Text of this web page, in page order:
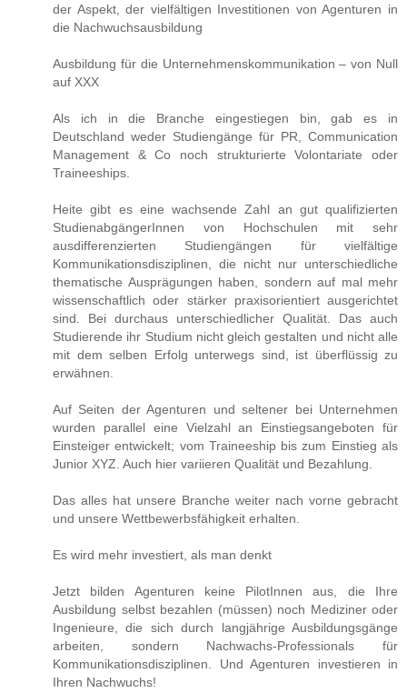
der Aspekt, der vielfältigen Investitionen von Agenturen in
die Nachwuchsausbildung
Ausbildung für die Unternehmenskommunikation – von Null
auf XXX
Als ich in die Branche eingestiegen bin, gab es in
Deutschland weder Studiengänge für PR, Communication
Management & Co noch strukturierte Volontariate oder
Traineeships.
Heite gibt es eine wachsende Zahl an gut qualifizierten
StudienabgängerInnen von Hochschulen mit sehr
ausdifferenzierten Studiengängen für vielfältige
Kommunikationsdisziplinen, die nicht nur unterschiedliche
thematische Ausprägungen haben, sondern auf mal mehr
wissenschaftlich oder stärker praxisorientiert ausgerichtet
sind. Bei durchaus unterschiedlicher Qualität. Das auch
Studierende ihr Studium nicht gleich gestalten und nicht alle
mit dem selben Erfolg unterwegs sind, ist überflüssig zu
erwähnen.
Auf Seiten der Agenturen und seltener bei Unternehmen
wurden parallel eine Vielzahl an Einstiegsangeboten für
Einsteiger entwickelt; vom Traineeship bis zum Einstieg als
Junior XYZ. Auch hier variieren Qualität und Bezahlung.
Das alles hat unsere Branche weiter nach vorne gebracht
und unsere Wettbewerbsfähigkeit erhalten.
Es wird mehr investiert, als man denkt
Jetzt bilden Agenturen keine PilotInnen aus, die Ihre
Ausbildung selbst bezahlen (müssen) noch Mediziner oder
Ingenieure, die sich durch langjährige Ausbildungsgänge
arbeiten, sondern Nachwachs-Professionals für
Kommunikationsdisziplinen. Und Agenturen investieren in
Ihren Nachwuchs!